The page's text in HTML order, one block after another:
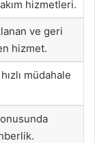
hizmetleri.
ve geri
hizmet.
müdahale